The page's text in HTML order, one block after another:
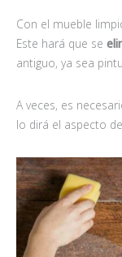
Con el mueble
Este hará que se
antiguo, ya sea
A veces, es
lo dirá el aspecto